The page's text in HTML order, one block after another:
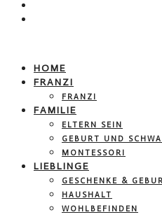
HOME
FRANZI
FRANZI
FAMILIE
ELTERN SEIN
GEBURT UND
MONTESSORI
LIEBLINGE
GESCHENKE &
HAUSHALT
WOHLBEFINDEN